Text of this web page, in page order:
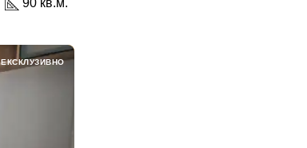
90 кв.м.
ЕКСКЛУЗИВНО